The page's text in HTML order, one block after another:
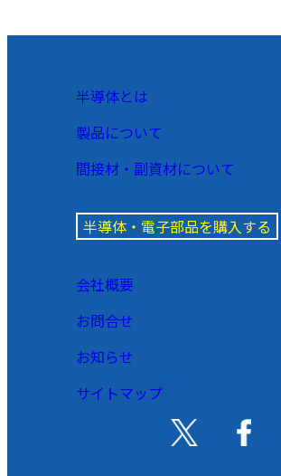
半導体とは
製品について
間接材・副資材について
半導体・電子部品を購入する
会社概要
お問合せ
お知らせ
サイトマップ